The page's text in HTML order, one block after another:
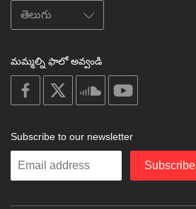
మమ్మల్ని ఫాలో అవ్వండి
on
facebook
soundcloud
Subscribe to our newsletter
Enter
Subscribe